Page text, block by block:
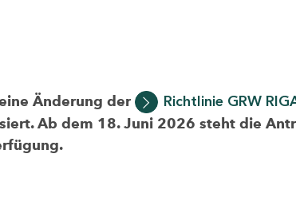
Änderung der Richtlinie GRW
Ab dem 18. Juni 2026 steht die